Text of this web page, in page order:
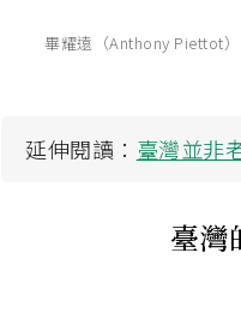
畢耀遠（Anthony Piettot
延伸閱讀： 臺灣並非
臺灣